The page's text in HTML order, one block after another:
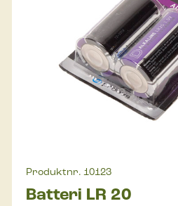
Produktnr. 10123
Batteri LR 20